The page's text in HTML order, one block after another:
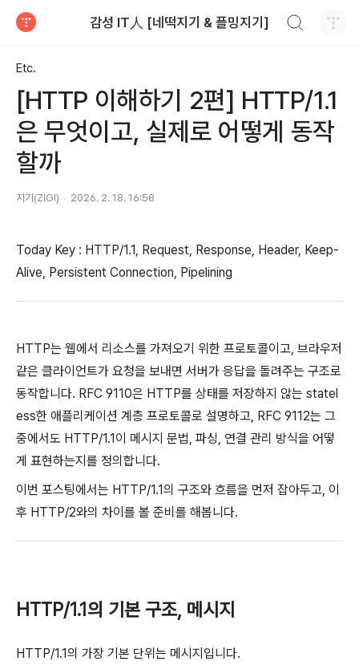
감성 IT人 [네떡지기 & 플밍지기]
Etc.
[HTTP 이해하기 2편] HTTP/1.1
은 무엇이고, 실제로 어떻게 동작
할까
지기(ZIGI) 2026. 2. 18. 16:58
Today Key : HTTP/1.1, Request, Response, Header, Keep-
Alive, Persistent Connection, Pipelining
HTTP는 웹에서 리소스를 가져오기 위한 프로토콜이고, 브라우저
같은 클라이언트가 요청을 보내면 서버가 응답을 돌려주는 구조로
동작합니다. RFC 9110은 HTTP를 상태를 저장하지 않는 statel
ess한 애플리케이션 계층 프로토콜로 설명하고, RFC 9112는 그
중에서도 HTTP/1.1이 메시지 문법, 파싱, 연결 관리 방식을 어떻
게 표현하는지를 정의합니다.
이번 포스팅에서는 HTTP/1.1의 구조와 흐름을 먼저 잡아두고, 이
후 HTTP/2와의 차이를 볼 준비를 해봅니다.
HTTP/1.1의 기본 구조, 메시지
HTTP/1.1의 가장 기본 단위는 메시지입니다.